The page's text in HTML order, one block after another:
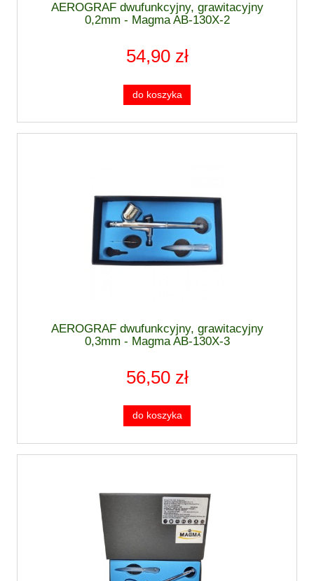
AEROGRAF dwufunkcyjny, grawitacyjny
0,2mm - Magma AB-130X-2
54,90 zł
do koszyka
AEROGRAF dwufunkcyjny, grawitacyjny
0,3mm - Magma AB-130X-3
56,50 zł
do koszyka